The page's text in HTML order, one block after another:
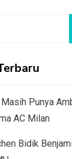
Punya
AC Milan
Bidik